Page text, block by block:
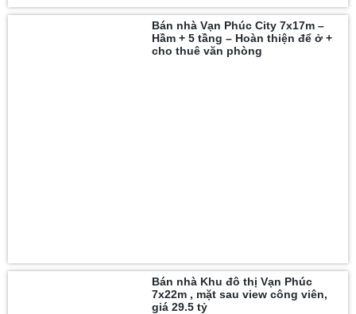
Bán nhà Vạn Phúc City 7x17m –
Hầm + 5 tầng – Hoàn thiện để ở +
cho thuê văn phòng
Bán nhà Khu đô thị Vạn Phúc
7x22m , mặt sau view công viên,
giá 29.5 tỷ